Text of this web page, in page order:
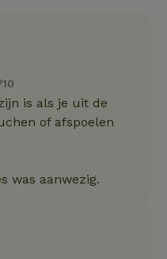
is als je uit de
of afspoelen
was aanwezig.